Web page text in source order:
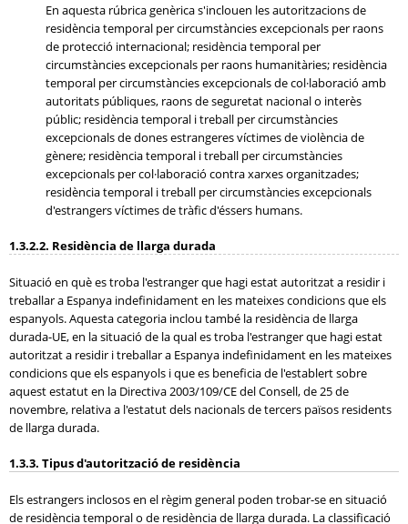
En aquesta rúbrica genèrica s'inclouen les autoritzacions de
residència temporal per circumstàncies excepcionals per raons
de protecció internacional; residència temporal per
circumstàncies excepcionals per raons humanitàries; residència
temporal per circumstàncies excepcionals de col·laboració amb
autoritats públiques, raons de seguretat nacional o interès
públic; residència temporal i treball per circumstàncies
excepcionals de dones estrangeres víctimes de violència de
gènere; residència temporal i treball per circumstàncies
excepcionals per col·laboració contra xarxes organitzades;
residència temporal i treball per circumstàncies excepcionals
d'estrangers víctimes de tràfic d'éssers humans.
1.3.2.2. Residència de llarga durada
Situació en què es troba l'estranger que hagi estat autoritzat a residir i
treballar a Espanya indefinidament en les mateixes condicions que els
espanyols. Aquesta categoria inclou també la residència de llarga
durada-UE, en la situació de la qual es troba l'estranger que hagi estat
autoritzat a residir i treballar a Espanya indefinidament en les mateixes
condicions que els espanyols i que es beneficia de l'establert sobre
aquest estatut en la Directiva 2003/109/CE del Consell, de 25 de
novembre, relativa a l'estatut dels nacionals de tercers països residents
de llarga durada.
1.3.3. Tipus d'autorització de residència
Els estrangers inclosos en el règim general poden trobar-se en situació
de residència temporal o de residència de llarga durada. La classificació